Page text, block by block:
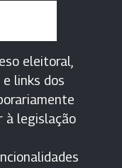
eleitoral,
links dos
à legislação